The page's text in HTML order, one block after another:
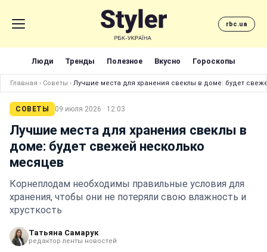
rbc.ua
Люди Тренды Полезное Вкусно Гороскопы
Главная › Советы › Лучшие места для хранения свеклы в доме: будет
СОВЕТЫ 09 июля 2026 · 12:03
Лучшие места для хранения свеклы в
доме: будет свежей несколько
месяцев
Корнеплодам необходимы правильные условия для
хранения, чтобы они не потеряли свою влажность и
хрусткость
Татьяна Самарук
редактор ленты новостей